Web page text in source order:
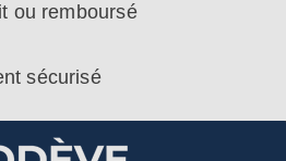
ou remboursé
sécurisé